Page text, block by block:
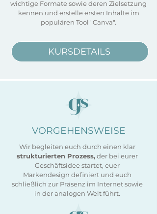
wichtige Formate sowie deren Zielsetzung
kennen und erstelle ersten Inhalte im
populären Tool "Canva".
KURSDETAILS
VORGEHENSWEISE
Wir begleiten euch durch einen klar
strukturierten Prozess,der bei eurer
Geschäftsidee startet, euer
Markendesign definiert und euch
schließlich zur Präsenz im Internet sowie
in der analogen Welt führt.